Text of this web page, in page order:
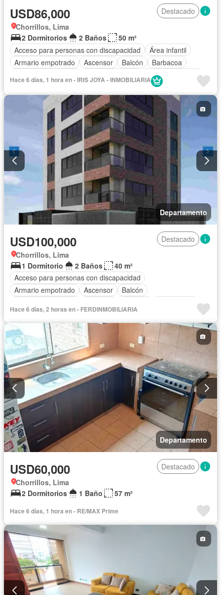
USD86,000
Destacado
Chorrillos, Lima
2 Dormitorios
2 Baños
50 m²
Acceso para personas con discapacidad
Área infantil
Armario empotrado
Ascensor Balcón
Barbacoa
Cocina equipada
Vigilante
Seguridad
Terraza Wifi Parcialmente amoblado
Hace 6 días, 1 hora en - IRIS JOYA - INMOBILIARIA
Departamento
USD100,000
Destacado
Chorrillos, Lima
1 Dormitorio
2 Baños
40 m²
Acceso para personas con discapacidad
Armario empotrado
Ascensor
Balcón
Hace 6 días, 2 horas en - FERDINMOBILIARIA
Departamento
USD60,000
Destacado
Chorrillos, Lima
2 Dormitorios
1 Baño 57 m²
Hace 6 días, 1 hora en - RE/MAX Prime